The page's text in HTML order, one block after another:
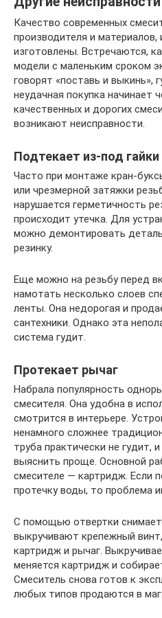
Качество современных
производителя и материалов,
изготовлены. Встречаются,
модели с маленьким сроком
говорят «поставь и выкинь»,
неудачная покупка начинает
качественных и дорогих
возникают неисправности.
Подтекает из-под гайки
Часто при монтаже кран-
или чрезмерной затяжки
нарушается герметичность
происходит утечка. Для
можно демонтировать
резинку.
Еще можно на резьбу перед
намотать несколько слоев
ленты. Она недорогая и
сантехники. Однако эта
система гудит.
Протекает рычаг
Набрала популярность
смесителя. Она удобна в
смотрится в интерьере.
ненамного сложнее
труба практически не гудит,
выяснить проще. Основной
смесителе — картридж. Если
протечку воды, то проблема
С помощью отвертки
выкручивают крепежный
картридж и рычаг.
меняется картридж и
Смеситель снова готов к
любых типов продаются в